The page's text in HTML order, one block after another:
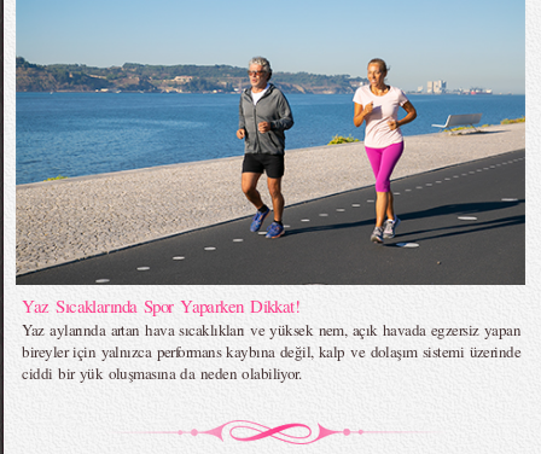
Yaz Sıcaklarında Spor Yaparken Dikkat!
Yaz aylarında artan hava sıcaklıkları ve yüksek nem, açık havada egzersiz yapan
bireyler için yalnızca performans kaybına değil, kalp ve dolaşım sistemi üzerinde
ciddi bir yük oluşmasına da neden olabiliyor.